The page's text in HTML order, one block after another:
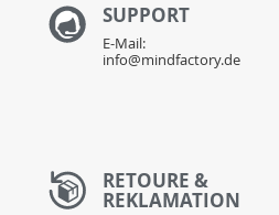
SUPPORT
E-Mail:
info@mindfactory.de
RETOURE &
REKLAMATION